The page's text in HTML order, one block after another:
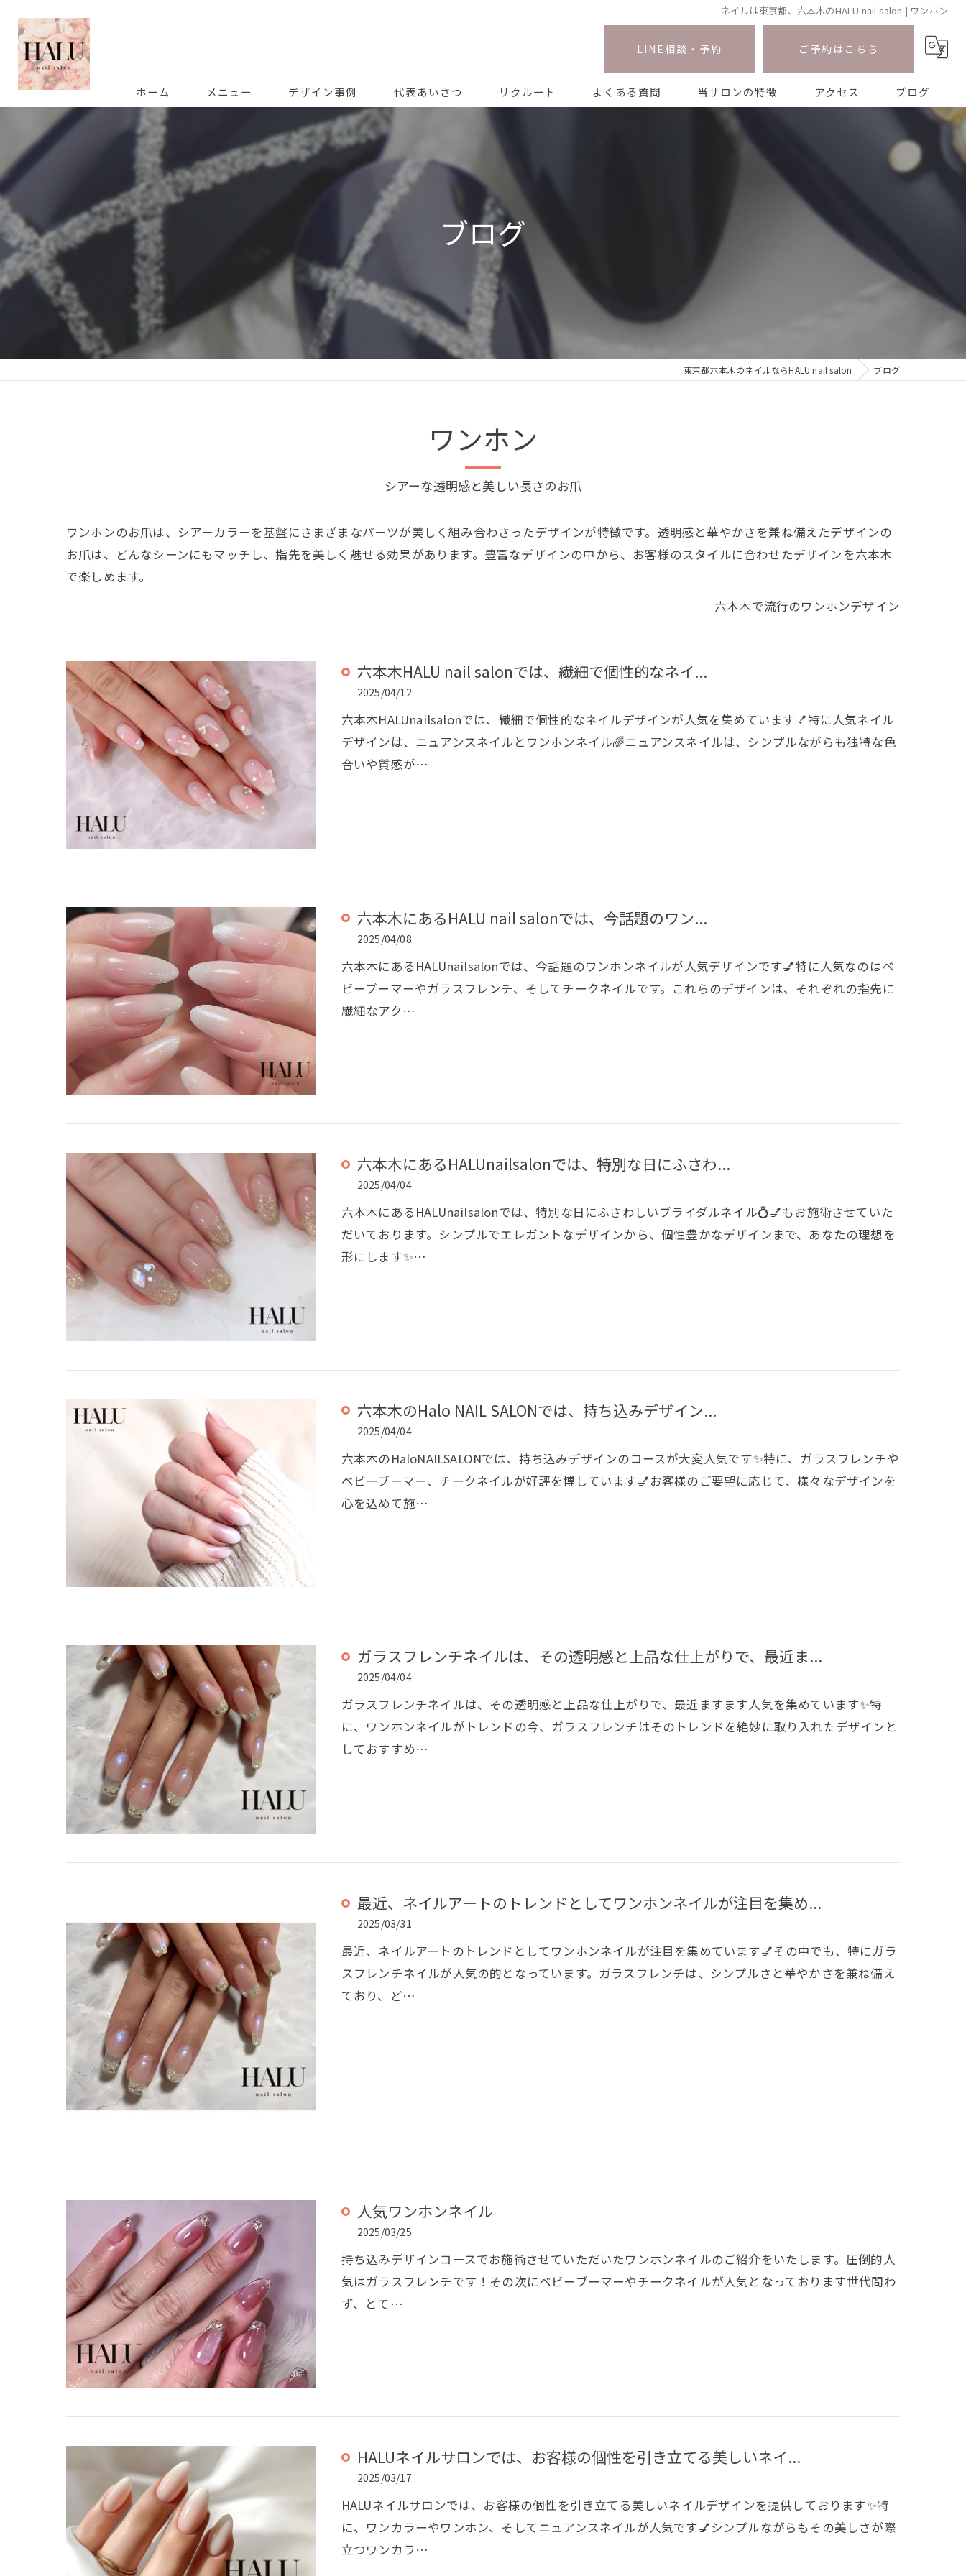
ネイルは東京都、六本木のHALU nail salon | ワンホン
LINE相談・予約 ご予約はこちら
ホーム メニュー デザイン事例 代表あいさつ リクルート よくある質問 当サロンの特徴
マグネット
持ち込み
アクセス ブログ
ブログ
東京都六本木のネイルならHALU nail salon ブログ
ワンホン
シアーな透明感と美しい長さのお爪
ワンホンのお爪は、シアーカラーを基盤にさまざまなパーツが美しく組み合わさったデザインが特徴です。透明感と華やかさを兼ね備えたデザインの
お爪は、どんなシーンにもマッチし、指先を美しく魅せる効果があります。豊富なデザインの中から、お客様のスタイルに合わせたデザインを六本木
で楽しめます。
六本木で流行のワンホンデザイン
六本木HALU nail salonでは、繊細で個性的なネイ...
2025/04/12
六本木HALUnailsalonでは、繊細で個性的なネイルデザインが人気を集めています💅特に人気ネイル
デザインは、ニュアンスネイルとワンホンネイル🌈ニュアンスネイルは、シンプルながらも独特な色
合いや質感が…
六本木にあるHALU nail salonでは、今話題のワン...
2025/04/08
六本木にあるHALUnailsalonでは、今話題のワンホンネイルが人気デザインです💅特に人気なのはベ
ビーブーマーやガラスフレンチ、そしてチークネイルです。これらのデザインは、それぞれの指先に
繊細なアク…
六本木にあるHALUnailsalonでは、特別な日にふさわ...
2025/04/04
六本木にあるHALUnailsalonでは、特別な日にふさわしいブライダルネイル💍💅もお施術させていた
だいております。シンプルでエレガントなデザインから、個性豊かなデザインまで、あなたの理想を
形にします✨…
六本木のHalo NAIL SALONでは、持ち込みデザイン...
2025/04/04
六本木のHaloNAILSALONでは、持ち込みデザインのコースが大変人気です✨特に、ガラスフレンチや
ベビーブーマー、チークネイルが好評を博しています💅お客様のご要望に応じて、様々なデザインを
心を込めて施…
ガラスフレンチネイルは、その透明感と上品な仕上がりで、最近ま...
2025/04/04
ガラスフレンチネイルは、その透明感と上品な仕上がりで、最近ますます人気を集めています✨特
に、ワンホンネイルがトレンドの今、ガラスフレンチはそのトレンドを絶妙に取り入れたデザインと
しておすすめ…
最近、ネイルアートのトレンドとしてワンホンネイルが注目を集め...
2025/03/31
最近、ネイルアートのトレンドとしてワンホンネイルが注目を集めています💅その中でも、特にガラ
スフレンチネイルが人気の的となっています。ガラスフレンチは、シンプルさと華やかさを兼ね備え
ており、ど…
人気ワンホンネイル
2025/03/25
持ち込みデザインコースでお施術させていただいたワンホンネイルのご紹介をいたします。圧倒的人
気はガラスフレンチです！その次にベビーブーマーやチークネイルが人気となっております世代問わ
ず、とて…
HALUネイルサロンでは、お客様の個性を引き立てる美しいネイ...
2025/03/17
HALUネイルサロンでは、お客様の個性を引き立てる美しいネイルデザインを提供しております✨特
に、ワンカラーやワンホン、そしてニュアンスネイルが人気です💅シンプルながらもその美しさが際
立つワンカラ…